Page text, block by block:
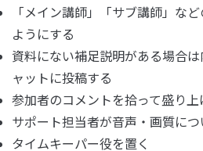
「メイン講師」「サブ講師」な
ようにする
資料にない補足説明がある場合
ャットに投稿する
参加者のコメントを拾って盛り上
サポート担当者が音声・画質に
タイムキーパー役を置く